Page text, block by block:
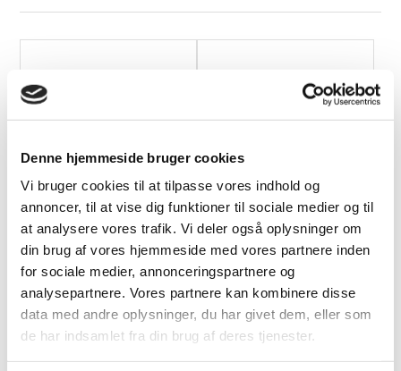
Denne hjemmeside bruger cookies
Vi bruger cookies til at tilpasse vores indhold og
annoncer, til at vise dig funktioner til sociale medier og til
at analysere vores trafik. Vi deler også oplysninger om
din brug af vores hjemmeside med vores partnere inden
for sociale medier, annonceringspartnere og
analysepartnere. Vores partnere kan kombinere disse
data med andre oplysninger, du har givet dem, eller som
de har indsamlet fra din brug af deres tjenester.
Guardian Lædercreme,
250 ml
229,00 DKK
Guardian Træsæbe
Hvidpigmenteret, 600
149,00 DKK
Relaterede produkter